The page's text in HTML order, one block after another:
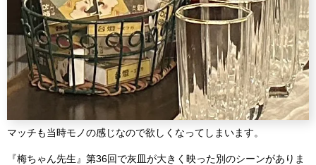
マッチも当時モノの感じなので欲しくなってしまいます。
『梅ちゃん先生』第36回で灰皿が大きく映った別のシーンがありま